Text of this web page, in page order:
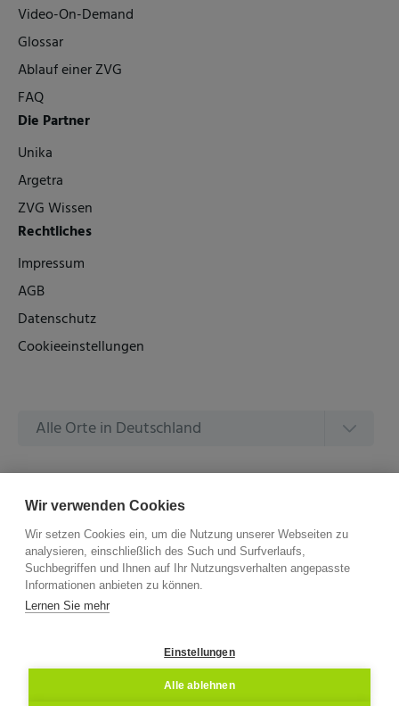
Video-On-Demand
Glossar
Ablauf einer ZVG
FAQ
Die Partner
Unika
Argetra
ZVG Wissen
Rechtliches
Impressum
AGB
Datenschutz
Cookieeinstellungen
Alle Orte in Deutschland
Alle Amtsgerichte in Deutschland
©2026 –ZVG Termine.Alle Rechte Vorbehalten.
Wir verwenden Cookies
Wir setzen Cookies ein, um die Nutzung unserer Webseiten zu
analysieren, einschließlich des Such und Surfverlaufs,
Suchbegriffen und Ihnen auf Ihr Nutzungsverhalten angepasste
Informationen anbieten zu können.
Lernen Sie mehr
Einstellungen
Alle ablehnen